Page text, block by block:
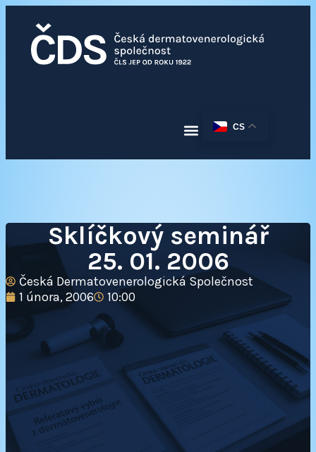
CS
Sklíčkový seminář
25. 01. 2006
Česká Dermatovenerologická Společnost
1 února, 2006
10:00